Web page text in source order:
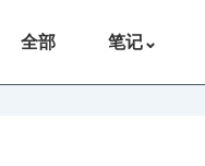
全部 笔记⌄